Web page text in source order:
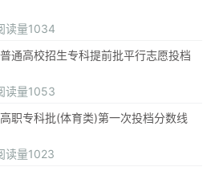
读量1034
通高校招生专科提前批平行志愿投档
读量1053
职专科批(体育类)第一次投档分数线
读量1023